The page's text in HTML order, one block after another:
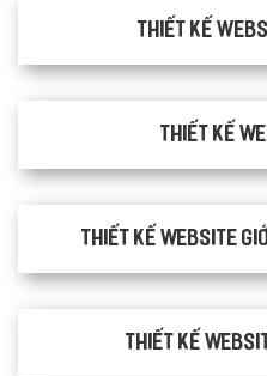
Thiết kế
Thiết kế
Thiết kế website
Thiết kế